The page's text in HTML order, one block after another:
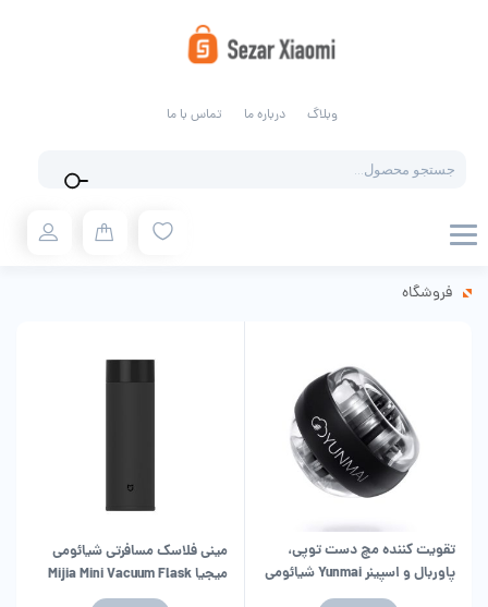
وبلاگ درباره ما تماس با ما
search
فروشگاه
تقویت کننده مچ دست توپی،
پاوربال و اسپینر Yunmai شیائومی
مینی فلاسک مسافرتی شیائومی
میجیا Mijia Mini Vacuum Flask